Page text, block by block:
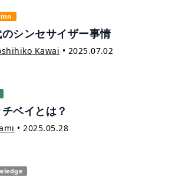
シンセサイザー事情
Kawai • 2025.07.02
ベイとは？
•2025.05.28